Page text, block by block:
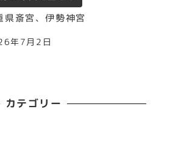
県斎宮、伊勢神宮
年7月2日
カテゴリー